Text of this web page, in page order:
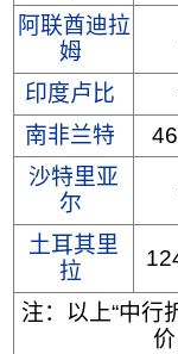
阿联酋迪拉
姆
印度卢比
南非兰特
沙特里亚
尔
土耳其里
拉
注：以上“中行